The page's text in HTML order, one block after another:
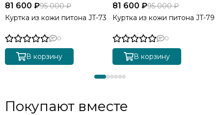
81 600 ₽95 000 ₽
Куртка из кожи питона JT-73
0
В корзину
81 600 ₽95 000 ₽
Куртка из кожи питона JT-79
0
В корзину
Покупают вместе